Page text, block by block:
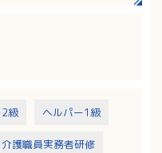
レの実施、マシントレー
ク、日々の状況記録
門職と連携し、多角的な
支援します。
級 ヘルパー1級
介護職員実務者研修